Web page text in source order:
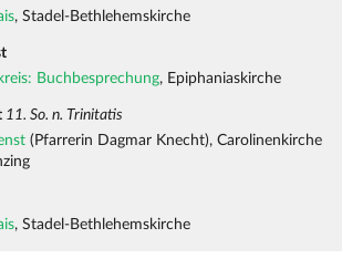
, Stadel-Bethlehemskirche
Buchbesprechung, Epiphaniaskirche
11. So. n. Trinitatis
(Pfarrerin Dagmar Knecht), Carolinenkirche
, Stadel-Bethlehemskirche